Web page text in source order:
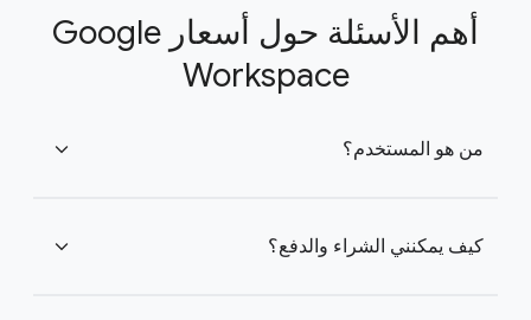
أهم الأسئلة حول أسعار Google
Workspace
من هو المستخدم؟ expand_more
كيف يمكنني الشراء والدفع؟ expand_more